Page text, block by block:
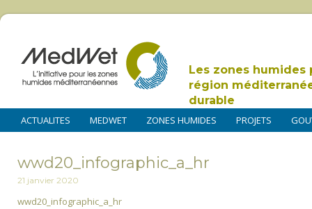
Les zones humides
région
durable
ACTUALITES MEDWET ZONES HUMIDES PROJETS
wwd20_infographic_a_hr
21 janvier 2020
wwd20_infographic_a_hr